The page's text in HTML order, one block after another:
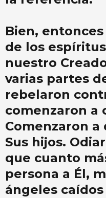
Bien,
de los
nuestro
varias partes
rebelaron
comenzaron a
Comenzaron
Sus hijos.
que cuanto
persona a Él,
ángeles